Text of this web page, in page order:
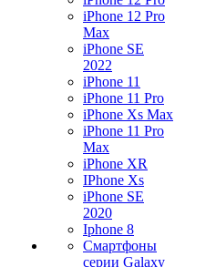
iPhone 12 Pro
Max
iPhone SE
2022
iPhone 11
iPhone 11 Pro
iPhone Xs Max
iPhone 11 Pro
Max
iPhone XR
IPhone Xs
iPhone SE
2020
Iphone 8
Смартфоны
серии Galaxy